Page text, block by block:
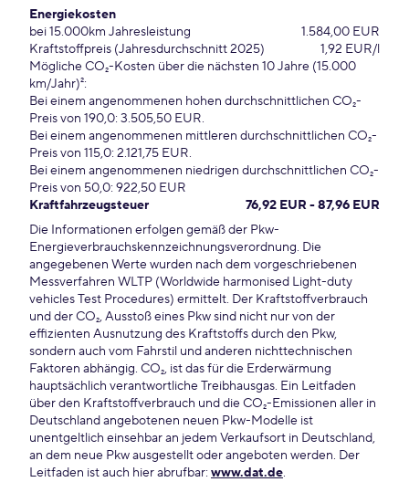
Energiekosten
bei 15.000km Jahresleistung
1.584,00 EUR
Kraftstoffpreis (Jahresdurchschnitt 2025)
1,92 EUR/l
Mögliche CO₂-Kosten über die nächsten 10 Jahre (15.000
km/Jahr)²:
Bei einem angenommenen hohen durchschnittlichen CO₂-
Preis von 190,0: 3.505,50 EUR.
Bei einem angenommenen mittleren durchschnittlichen CO₂-
Preis von 115,0: 2.121,75 EUR.
Bei einem angenommenen niedrigen durchschnittlichen CO₂-
Preis von 50,0: 922,50 EUR
Kraftfahrzeugsteuer
76,92 EUR - 87,96 EUR
Die Informationen erfolgen gemäß der Pkw-
Energieverbrauchskennzeichnungsverordnung. Die
angegebenen Werte wurden nach dem vorgeschriebenen
Messverfahren WLTP (Worldwide harmonised Light-duty
vehicles Test Procedures) ermittelt. Der Kraftstoffverbrauch
und der CO₂, Ausstoß eines Pkw sind nicht nur von der
effizienten Ausnutzung des Kraftstoffs durch den Pkw,
sondern auch vom Fahrstil und anderen nichttechnischen
Faktoren abhängig. CO₂, ist das für die Erderwärmung
hauptsächlich verantwortliche Treibhausgas. Ein Leitfaden
über den Kraftstoffverbrauch und die CO₂-Emissionen aller in
Deutschland angebotenen neuen Pkw-Modelle ist
unentgeltlich einsehbar an jedem Verkaufsort in Deutschland,
an dem neue Pkw ausgestellt oder angeboten werden. Der
Leitfaden ist auch hier abrufbar: www.dat.de.